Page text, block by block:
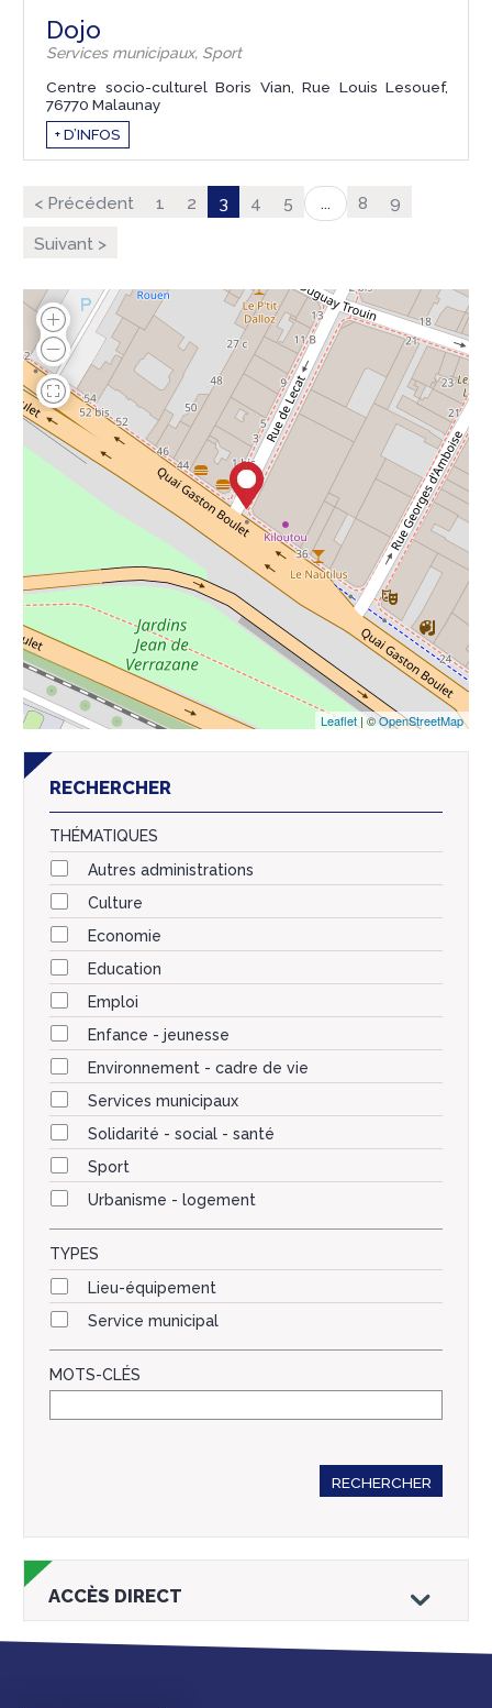
Dojo
Services municipaux, Sport
Centre socio-culturel Boris Vian, Rue Louis Lesouef,
76770 Malaunay
+ D’INFOS
< Précédent 1 2 3 4 5 ... 8 9
Suivant >
Leaflet | ©OpenStreetMap
RECHERCHER
THÉMATIQUES
Autres administrations
Culture
Economie
Education
Emploi
Enfance - jeunesse
Environnement - cadre de vie
Services municipaux
Solidarité - social - santé
Sport
Urbanisme - logement
TYPES
Lieu-équipement
Service municipal
MOTS-CLÉS
RECHERCHER
ACCÈS DIRECT